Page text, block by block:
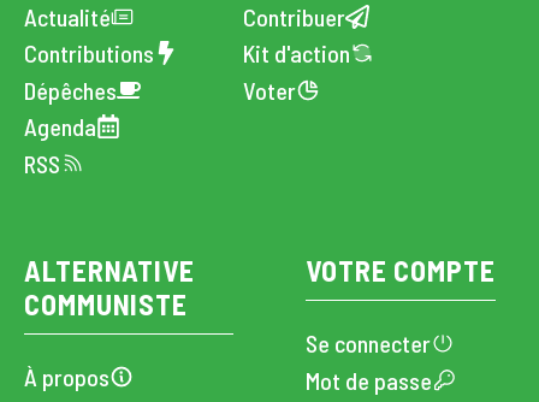
Actualité
Contributions
Dépêches
Agenda
RSS
Contribuer
Kit d'action
Voter
ALTERNATIVE
COMMUNISTE
À propos
VOTRE COMPTE
Se connecter
Mot de passe